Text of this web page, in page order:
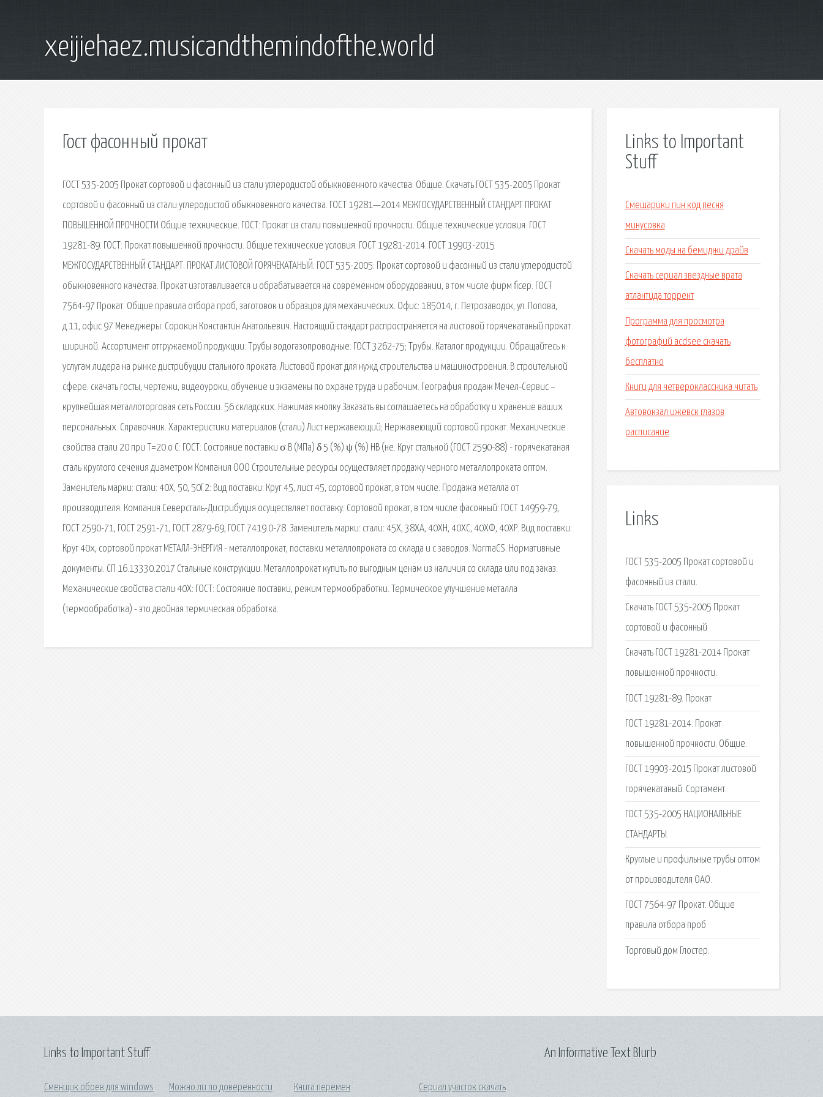
xeijiehaez.musicandthemindofthe.world
Гост фасонный прокат
ГОСТ 535-2005 Прокат сортовой и фасонный из стали углеродистой обыкновенного качества. Общие. Скачать ГОСТ 535-2005 Прокат
сортовой и фасонный из стали углеродистой обыкновенного качества. ГОСТ 19281—2014 МЕЖГОСУДАРСТВЕННЫЙ СТАНДАРТ ПРОКАТ
ПОВЫШЕННОЙ ПРОЧНОСТИ Общие технические. ГОСТ: Прокат из стали повышенной прочности. Общие технические условия. ГОСТ
19281-89. ГОСТ: Прокат повышенной прочности. Общие технические условия. ГОСТ 19281-2014. ГОСТ 19903-2015
МЕЖГОСУДАРСТВЕННЫЙ СТАНДАРТ. ПРОКАТ ЛИСТОВОЙ ГОРЯЧЕКАТАНЫЙ. ГОСТ 535-2005: Прокат сортовой и фасонный из стали углеродистой
обыкновенного качества. Прокат изготавливается и обрабатывается на современном оборудовании, в том числе фирм ficep. ГОСТ
7564-97 Прокат. Общие правила отбора проб, заготовок и образцов для механических. Офис: 185014, г. Петрозаводск, ул. Попова,
д.11, офис 97 Менеджеры: Сорокин Константин Анатольевич. Настоящий стандарт распространяется на листовой горячекатаный прокат
шириной. Ассортимент отгружаемой продукции: Трубы водогазопроводные: ГОСТ 3262-75; Трубы. Каталог продукции. Обращайтесь к
услугам лидера на рынке дистрибуции стального проката. Листовой прокат для нужд строительства и машиностроения. В строительной
сфере. скачать госты, чертежи, видеоуроки, обучение и экзамены по охране труда и рабочим. География продаж Мечел-Сервис –
крупнейшая металлоторговая сеть России. 56 складских. Нажимая кнопку Заказать вы соглашаетесь на обработку и хранение ваших
персональных. Справочник. Характеристики материалов (стали) Лист нержавеющий; Нержавеющий сортовой прокат. Механические
свойства стали 20 при Т=20 o С: ГОСТ: Состояние поставки σ В (МПа) δ 5 (%) ψ (%) HB (не. Круг стальной (ГОСТ 2590-88) - горячекатаная
сталь круглого сечения диаметром Компания ООО Строительные ресурсы осуществляет продажу черного металлопроката оптом.
Заменитель марки: стали: 40Х, 50, 50Г2: Вид поставки: Круг 45, лист 45, сортовой прокат, в том числе. Продажа металла от
производителя. Компания Северсталь-Дистрибуция осуществляет поставку. Сортовой прокат, в том числе фасонный: ГОСТ 14959-79,
ГОСТ 2590-71, ГОСТ 2591-71, ГОСТ 2879-69, ГОСТ 7419.0-78. Заменитель марки: стали: 45Х, 38ХА, 40ХН, 40ХС, 40ХФ, 40ХР. Вид поставки:
Круг 40х, сортовой прокат МЕТАЛЛ-ЭНЕРГИЯ - металлопрокат, поставки металлопроката со склада и с заводов. NormaCS. Нормативные
документы. СП 16.13330.2017 Стальные конструкции. Металлопрокат купить по выгодным ценам из наличия со склада или под заказ.
Механические свойства стали 40Х: ГОСТ: Состояние поставки, режим термообработки. Термическое улучшение металла
(термообработка) - это двойная термическая обработка.
Links to Important
Stuff
Смешарики пин код песня
минусовка
Скачать моды на бемиджи драйв
Скачать сериал звездные врата
атлантида торрент
Программа для просмотра
фотографий acdsee скачать
бесплатно
Книги для четвероклассника читать
Автовокзал ижевск глазов
расписание
Links
ГОСТ 535-2005 Прокат сортовой и
фасонный из стали.
Скачать ГОСТ 535-2005 Прокат
сортовой и фасонный
Скачать ГОСТ 19281-2014 Прокат
повышенной прочности.
ГОСТ 19281-89. Прокат
ГОСТ 19281-2014. Прокат
повышенной прочности. Общие.
ГОСТ 19903-2015 Прокат листовой
горячекатаный. Сортамент.
ГОСТ 535-2005 НАЦИОНАЛЬНЫЕ
СТАНДАРТЫ.
Круглые и профильные трубы оптом
от производителя ОАО.
ГОСТ 7564-97 Прокат. Общие
правила отбора проб
Торговый дом Глостер.
Links to Important Stuff
Сменщик обоев для windows Можно ли по доверенности Книга перемен Сериал участок скачать
An Informative Text Blurb